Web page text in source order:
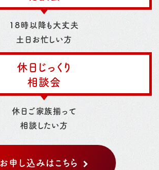
18時以降も大丈夫
土日お忙しい方
休日じっくり
相談会
休日ご家族揃って
相談したい方
お申し込みはこちら